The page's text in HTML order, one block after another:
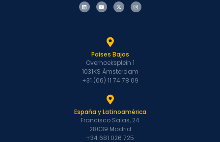
Países Bajos
Overhoeksplein 1
1031KS Ámsterdam
+31 (06) 11 74 78 09
España y Latinoamérica
Francisco Salas, 24
28039 Madrid
+34 681 026 725